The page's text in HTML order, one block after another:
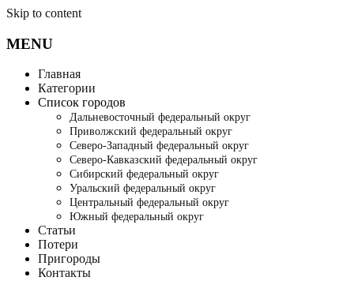
Skip to content
MENU
Главная
Категории
Список городов
Дальневосточный федеральный округ
Приволжский федеральный округ
Северо-Западный федеральный округ
Северо-Кавказский федеральный округ
Сибирский федеральный округ
Уральский федеральный округ
Центральный федеральный округ
Южный федеральный округ
Статьи
Потери
Пригороды
Контакты